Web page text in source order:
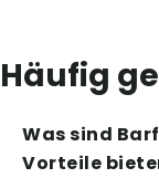
Häufig
Was sind
Vorteile